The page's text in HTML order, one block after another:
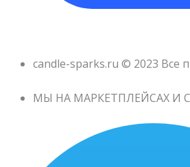
candle-sparks.ru © 2023 Все
МЫ НА МАРКЕТПЛЕЙСАХ И